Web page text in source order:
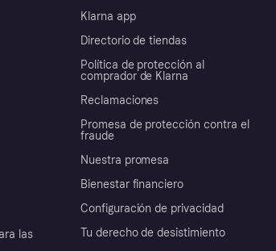
las
Klarna app
Directorio de tiendas
Política de protección al
comprador de Klarna
Reclamaciones
Promesa de protección contra el
fraude
Nuestra promesa
Bienestar financiero
Configuración de privacidad
Tu derecho de desistimiento